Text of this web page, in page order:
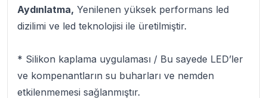
Aydınlatma, Yenilenen yüksek performans led
dizilimi ve led teknolojisi ile üretilmiştir.
* Silikon kaplama uygulaması / Bu sayede LED’ler
ve kompenantların su buharları ve nemden
etkilenmemesi sağlanmıştır.